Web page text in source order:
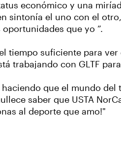
económico y una
sintonía el uno con el
que yo ”.
tiempo suficiente para
trabajando con GLTF
que el mundo
saber que USTA
al deporte que amo!"